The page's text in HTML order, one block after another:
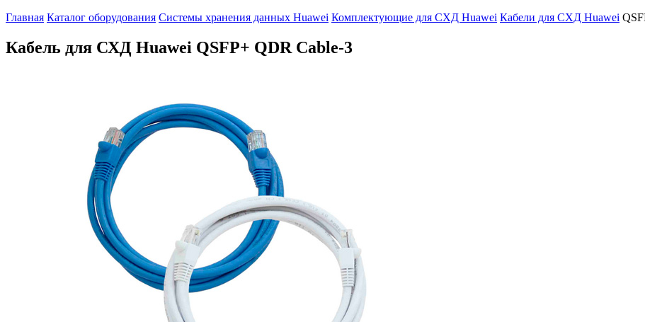
Главная Каталог оборудования Системы хранения данных Huawei Комплектующие для СХД Huawei Кабели для СХД Huawei
Кабель для СХД Huawei QSFP+ QDR Cable-3